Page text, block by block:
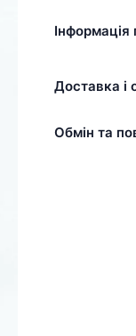
Інформація
Доставка і
Обмін та